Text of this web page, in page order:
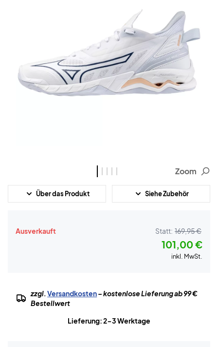
Zoom
Über das Produkt Siehe Zubehör
Ausverkauft Statt: 169,95 €
101,00 €
inkl. MwSt.
zzgl.Versandkosten– kostenlose Lieferung ab 99 €
Bestellwert
Lieferung: 2-3 Werktage